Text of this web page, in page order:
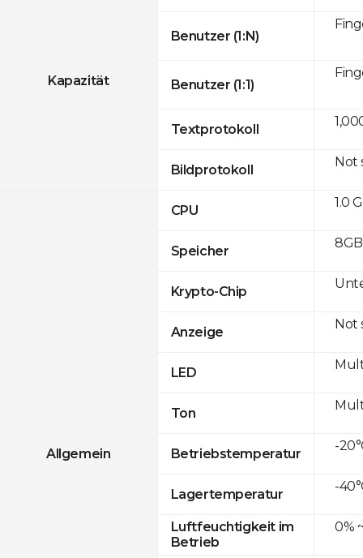
Kapazität
Benutzer (1:N)
Benutzer (1:1)
Textprotokoll
Bildprotokoll
Allgemein
CPU
Speicher
Krypto-Chip
Anzeige
LED
Ton
Betriebstemperatur
Lagertemperatur
Luftfeuchtigkeit im
Betrieb
Not
1.0
Not
-
-
0%